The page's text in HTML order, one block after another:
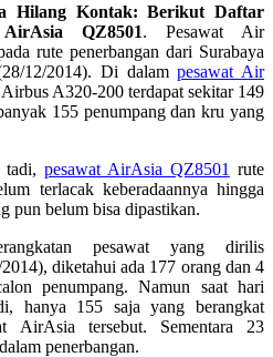
Hilang Kontak: Berikut Daftar
QZ8501. Pesawat Air
rute penerbangan dari Surabaya
12/2014). Di dalampesawat Air
A320-200 terdapat sekitar 149
155 penumpang dan kru yang
tadi, pesawat AirAsia QZ8501 rute
terlacak keberadaannya hingga
pun belum bisa dipastikan.
pesawat yang dirilis
diketahui ada 177 orang dan 4
penumpang. Namun saat hari
hanya 155 saja yang berangkat
AirAsia tersebut. Sementara 23
penerbangan.